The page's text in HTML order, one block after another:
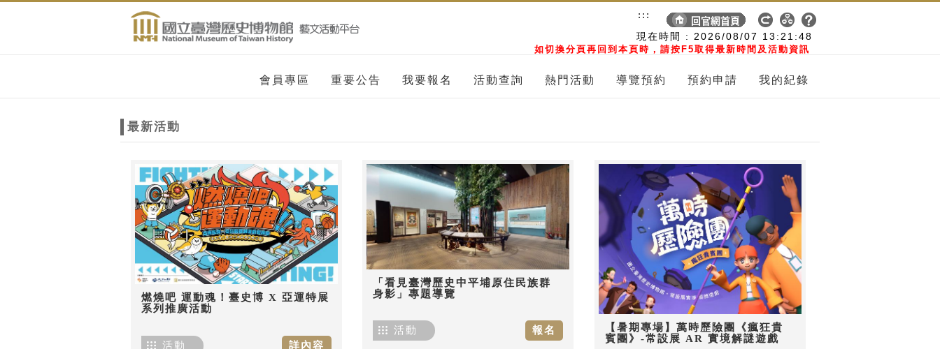
現在時間 : 2026/08/07 13:21:49
如切換分頁再回到本頁時，請按F5取得最新時間及活動資訊
:::
會員專區 重要公告 我要報名 活動查詢 熱門活動 導覽預約 預約申請 我的紀錄
最新活動
燃燒吧 運動魂！臺史博 X 亞運特展
系列推廣活動
詳內容
活動
「看見臺灣歷史中平埔原住民族群
身影」專題導覽
報名
活動
【暑期專場】萬時歷險團《瘋狂貴
賓團》-常設展 AR 實境解謎遊戲